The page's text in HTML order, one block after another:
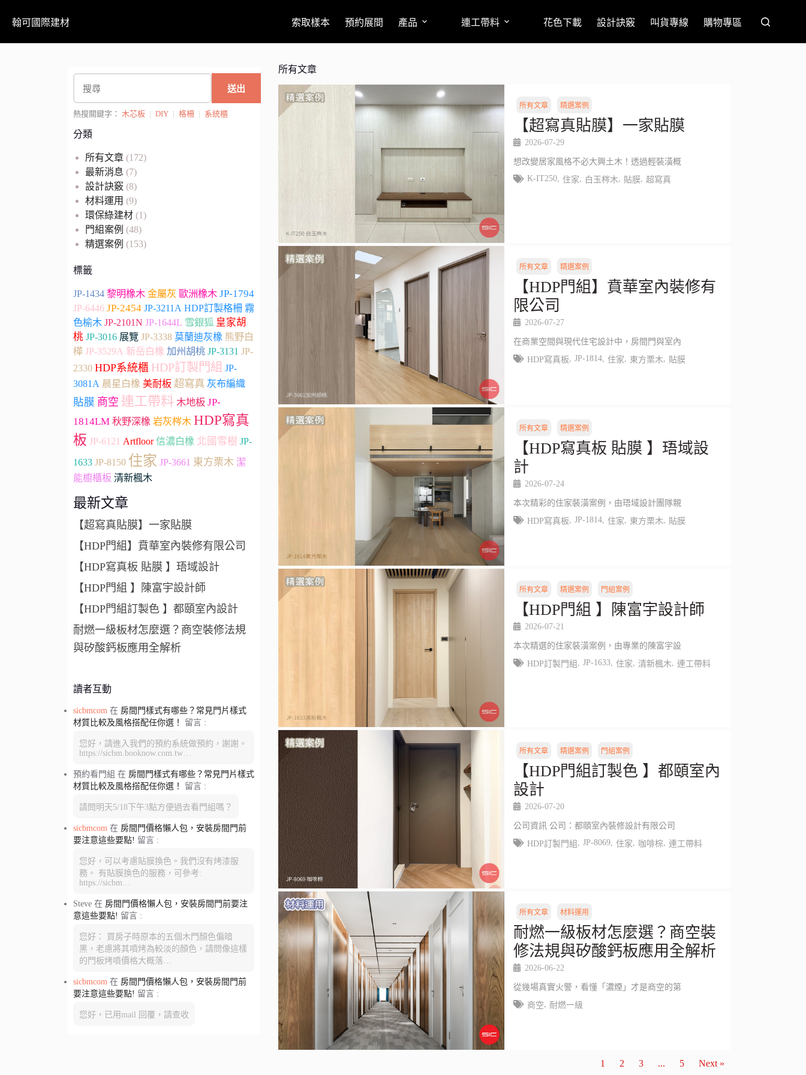
翰可國際建材 索取樣本 預約展間 產品 連工帶料 花色下載 設計訣竅 叫貨專線 購物專區
送出
熱搜關鍵字： 木芯板 | DIY | 格柵 | 系統櫃
分類
所有文章 (172)
最新消息 (7)
設計訣竅 (8)
材料運用 (9)
環保綠建材 (1)
門組案例 (48)
精選案例 (153)
標籤
JP-1434 黎明橡木 金屬灰 歐洲橡木 JP-1794
JP-6446 JP-2454 JP-3211A HDP訂製格柵 霧
色榆木 JP-2101N JP-1644L 雪銀狐 皇家胡
桃 JP-3016 展覽 JP-3338 莫蘭迪灰橡 熊野白
樺 JP-3529A 新岳白橡 加州胡桃 JP-3131 JP-
2330 HDP系統櫃 HDP訂製門組 JP-
3081A 晨星白橡 美耐板 超寫真 灰布編織
貼膜 商空 連工帶料 木地板 JP-
1814LM 秋野深橡 岩灰梣木 HDP寫真
板 JP-6121 Artfloor 信濃白橡 北國雪樹 JP-
1633 JP-8150 住家 JP-3661 東方栗木 潔
能櫥櫃板 清新楓木
最新文章
【超寫真貼膜】一家貼膜
【HDP門組】賁華室內裝修有限公司
【HDP寫真板 貼膜 】珸域設計
【HDP門組 】陳富宇設計師
【HDP門組訂製色 】都頤室內設計
耐燃一級板材怎麼選？商空裝修法規
與矽酸鈣板應用全解析
讀者互動
sicbmcom 在 房間門樣式有哪些？常見門片樣式
材質比較及風格搭配任你選！
留言 :
您好，請進入我們的預約系統做預約，謝謝。
https://sicbm.booknow.com.tw…
預約看門組 在 房間門樣式有哪些？常見門片樣式
材質比較及風格搭配任你選！
留言 :
請問明天5/18下午3點方便過去看門組嗎？
sicbmcom 在 房間門價格懶人包，安裝房間門前
要注意這些要點! 留言 :
您好，可以考慮貼膜換色。我們沒有烤漆服
務。 有貼膜換色的服務，可參考:
https://sicbm…
Steve 在 房間門價格懶人包，安裝房間門前要注
意這些要點! 留言 :
您好： 買房子時原本的五個木門顏色偏暗
黑，老慮將其噴烤為較淡的顏色，請問像這樣
的門板烤噴價格大概落…
sicbmcom 在 房間門價格懶人包，安裝房間門前
要注意這些要點! 留言 :
您好，已用mail 回覆，請查收
所有文章
所有文章 精選案例
【超寫真貼膜】一家貼膜
2026-07-29
想改變居家風格不必大興土木！透過輕裝潢概
K-IT250, 住家 白玉梣木 貼膜, 超寫真
所有文章 精選案例
【HDP門組】賁華室內裝修有
限公司
2026-07-27
在商業空間與現代住宅設計中，房間門與室內
HDP寫真板
JP-1814, 住家 東方栗木 貼膜
所有文章 精選案例
【HDP寫真板 貼膜 】珸域設
計
2026-07-24
本次精彩的住家裝潢案例，由珸域設計團隊親
HDP寫真板
JP-1814, 住家 東方栗木 貼膜
所有文章 精選案例 門組案例
【HDP門組 】陳富宇設計師
2026-07-21
本次精選的住家裝潢案例，由專業的陳富宇設
HDP訂製門組
JP-1633, 住家 清新楓木 連工帶料
所有文章 精選案例 門組案例
【HDP門組訂製色 】都頤室內
設計
2026-07-20
公司資訊 公司：都頤室內裝修設計有限公司
HDP訂製門組
JP-8069, 住家 咖啡棕 連工帶料
所有文章 材料運用
耐燃一級板材怎麼選？商空裝
修法規與矽酸鈣板應用全解析
2026-06-22
從幾場真實火警，看懂「濃煙」才是商空的第
商空
耐燃一級
1 2 3 ... 5 Next »